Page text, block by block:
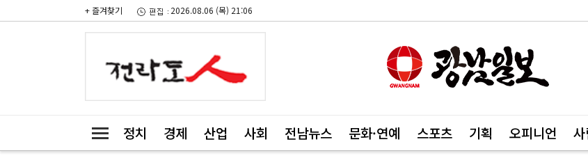
+ 즐겨찾기 2026.08.06 (목) 21:06
정치 경제 산업 사회 전남뉴스 문화·연예 스포츠 기획 오피니언